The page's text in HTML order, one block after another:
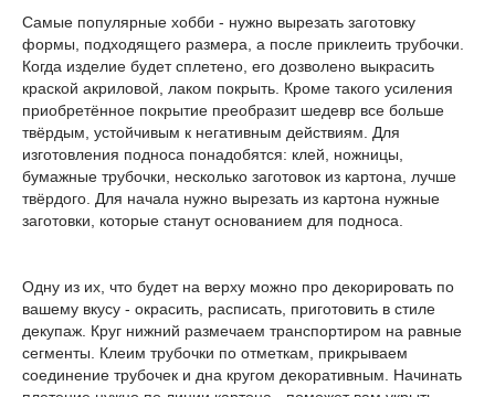
Самые популярные хобби - нужно вырезать заготовку
формы, подходящего размера, а после приклеить трубочки.
Когда изделие будет сплетено, его дозволено выкрасить
краской акриловой, лаком покрыть. Кроме такого усиления
приобретённое покрытие преобразит шедевр все больше
твёрдым, устойчивым к негативным действиям. Для
изготовления подноса понадобятся: клей, ножницы,
бумажные трубочки, несколько заготовок из картона, лучше
твёрдого. Для начала нужно вырезать из картона нужные
заготовки, которые станут основанием для подноса.
Одну из их, что будет на верху можно про декорировать по
вашему вкусу - окрасить, расписать, приготовить в стиле
декупаж. Круг нижний размечаем транспортиром на равные
сегменты. Клеим трубочки по отметкам, прикрываем
соединение трубочек и дна кругом декоративным. Начинать